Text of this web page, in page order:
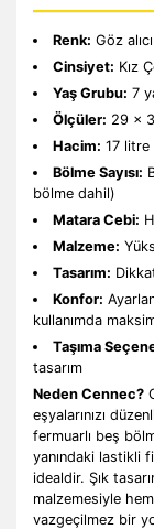
Renk: Göz
Cinsiyet: Kız
Yaş Grubu: 7
Ölçüler: 29 x
Hacim: 17 litre
Bölme Sayısı:
bölme dahil)
Matara Cebi:
Malzeme:
Tasarım:
Konfor:
kullanımda
Taşıma
tasarım
Neden Cennec?
eşyalarınızı
fermuarlı beş
yanındaki lastikli
idealdir. Şık
malzemesiyle
vazgeçilmez bir